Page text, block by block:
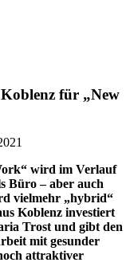
für „New
wird im Verlauf
Büro – aber auch
vielmehr „hybrid“
Koblenz investiert
Trost und gibt den
mit gesunder
attraktiver